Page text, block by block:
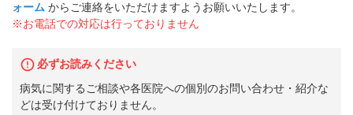
ォーム からご連絡をいただけますようお願いいたします。
※お電話での対応は行っておりません
必ずお読みください
病気に関するご相談や各医院への個別のお問い合わせ・紹介な
どは受け付けておりません。